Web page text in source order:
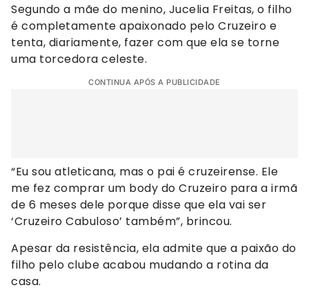
Segundo a mãe do menino, Jucelia Freitas, o filho
é completamente apaixonado pelo Cruzeiro e
tenta, diariamente, fazer com que ela se torne
uma torcedora celeste.
CONTINUA APÓS A PUBLICIDADE
“Eu sou atleticana, mas o pai é cruzeirense. Ele
me fez comprar um body do Cruzeiro para a irmã
de 6 meses dele porque disse que ela vai ser
‘Cruzeiro Cabuloso’ também”, brincou.
Apesar da resistência, ela admite que a paixão do
filho pelo clube acabou mudando a rotina da
casa.